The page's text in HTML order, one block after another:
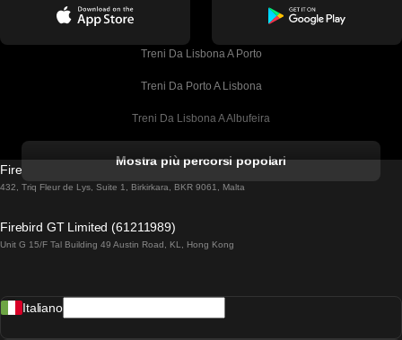
Treni Da Lisbona A Porto
Treni Da Porto A Lisbona
Treni Da Lisbona A Albufeira
Treni Da Lisbona A Lagos
Treni Da Lisbona A Madrid
Mostra più percorsi popolari
Firebird GT Limited (OC 1451)
432, Triq Fleur de Lys, Suite 1, Birkirkara, BKR 9061, Malta
Firebird GT Limited (61211989)
Unit G 15/F Tal Building 49 Austin Road, KL, Hong Kong
Italiano